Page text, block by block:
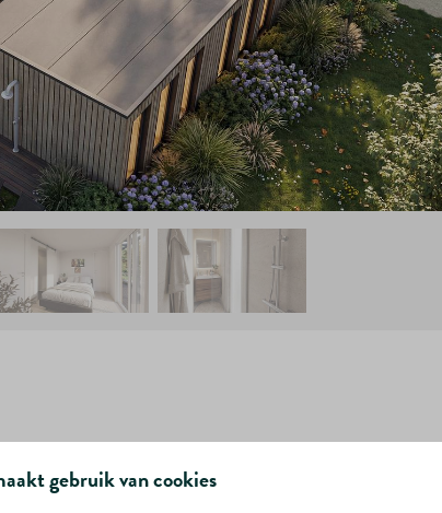
gevallen terugvorderbaar.
gebruik van cookies